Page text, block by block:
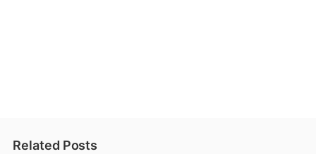
Related Posts